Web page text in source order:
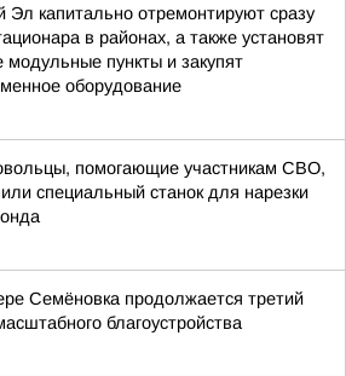
Эл капитально отремонтируют сразу
в районах, а также установят
модульные пункты и закупят
оборудование
помогающие участникам СВО,
специальный станок для нарезки
Семёновка продолжается третий
благоустройства